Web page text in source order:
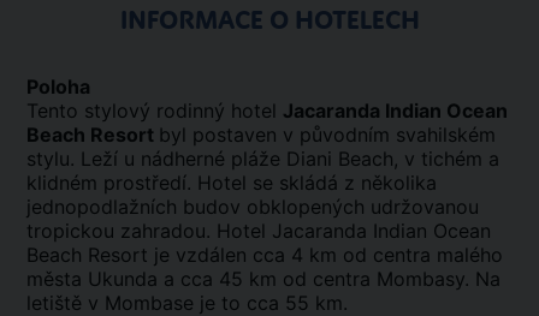
INFORMACE O HOTELECH
Poloha
Tento stylový rodinný hotel Jacaranda Indian Ocean
Beach Resort byl postaven v původním svahilském
stylu. Leží u nádherné pláže Diani Beach, v tichém a
klidném prostředí. Hotel se skládá z několika
jednopodlažních budov obklopených udržovanou
tropickou zahradou. Hotel Jacaranda Indian Ocean
Beach Resort je vzdálen cca 4 km od centra malého
města Ukunda a cca 45 km od centra Mombasy. Na
letiště v Mombase je to cca 55 km.